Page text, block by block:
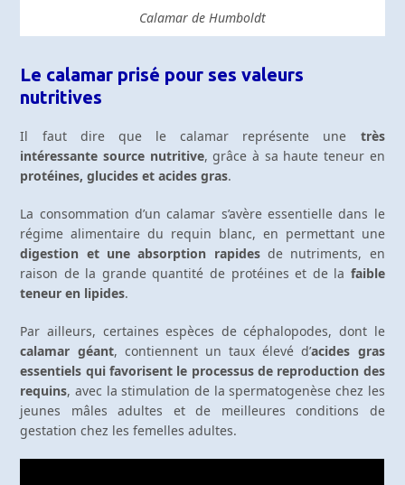
Calamar de Humboldt
Le calamar prisé pour ses valeurs
nutritives
Il faut dire que le calamar représente une très
intéressante source nutritive, grâce à sa haute teneur en
protéines, glucides et acides gras.
La consommation d’un calamar s’avère essentielle dans le
régime alimentaire du requin blanc, en permettant une
digestion et une absorption rapidesde nutriments, en
raison de la grande quantité de protéines et de la faible
teneur en lipides.
Par ailleurs, certaines espèces de céphalopodes, dont le
calamar géant, contiennent un taux élevé d’acides gras
essentiels qui favorisent le processus de reproduction des
requins, avec la stimulation de la spermatogenèse chez les
jeunes mâles adultes et de meilleures conditions de
gestation chez les femelles adultes.